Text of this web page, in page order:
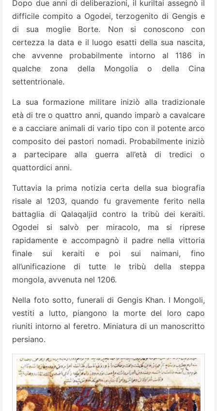
Dopo due anni di deliberazioni, il kuriltai assegnò il
difficile compito a Ogodei, terzogenito di Gengis e
di sua moglie Borte. Non si conoscono con
certezza la data e il luogo esatti della sua nascita,
che avvenne probabilmente intorno al 1186 in
qualche zona della Mongolia o della Cina
settentrionale.
La sua formazione militare iniziò alla tradizionale
età di tre o quattro anni, quando imparò a cavalcare
e a cacciare animali di vario tipo con il potente arco
composito dei pastori nomadi. Probabilmente iniziò
a partecipare alla guerra all’età di tredici o
quattordici anni.
Tuttavia la prima notizia certa della sua biografia
risale al 1203, quando fu gravemente ferito nella
battaglia di Qalaqaljid contro la tribù dei keraiti.
Ogodei si salvò per miracolo, ma si riprese
rapidamente e accompagnò il padre nella vittoria
finale sui keraiti e poi sui naimani, fino
all’unificazione di tutte le tribù della steppa
mongola, avvenuta nel 1206.
Nella foto sotto, funerali di Gengis Khan. I Mongoli,
vestiti a lutto, piangono la morte del loro capo
riuniti intorno al feretro. Miniatura di un manoscritto
persiano.